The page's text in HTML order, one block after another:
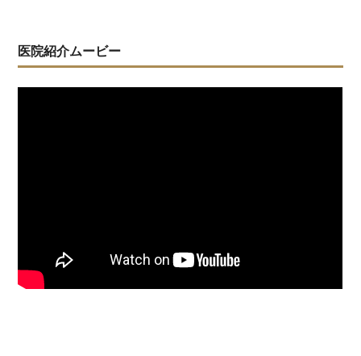
医院紹介ムービー